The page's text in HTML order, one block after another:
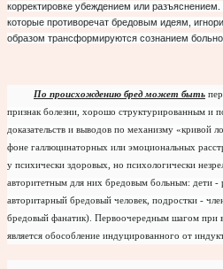
корректировке убеждением или
которые противоречат бредовым идеям,
образом трансформируются сознанием
По происхождению бред может быть
признак болезни, хорошо структурированным и
доказательств и выводов по механизму «кривой
фоне галлюцинаторных или эмоциональных
у психически здоровых, но психологически
авторитетным для них бредовым больным: дети -
авторитарный бредовый человек, подростки -
бредовый фанатик). Первоочередным шагом при
является обособление индуцированного от